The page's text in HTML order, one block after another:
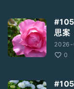
思案
0